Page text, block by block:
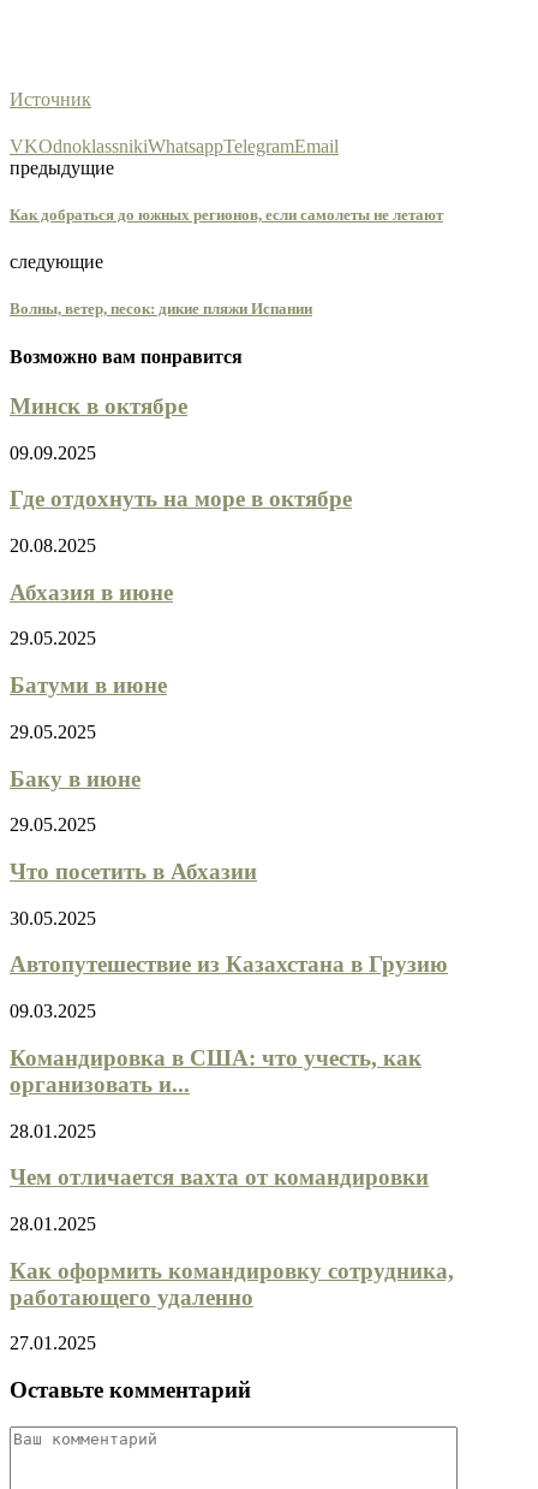
Источник
VKOdnoklassnikiWhatsappTelegramEmail
предыдущие
Как добраться до южных регионов, если самолеты не летают
следующие
Волны, ветер, песок: дикие пляжи Испании
Возможно вам понравится
Минск в октябре
09.09.2025
Где отдохнуть на море в октябре
20.08.2025
Абхазия в июне
29.05.2025
Батуми в июне
29.05.2025
Баку в июне
29.05.2025
Что посетить в Абхазии
30.05.2025
Автопутешествие из Казахстана в Грузию
09.03.2025
Командировка в США: что учесть, как
организовать и...
28.01.2025
Чем отличается вахта от командировки
28.01.2025
Как оформить командировку сотрудника,
работающего удаленно
27.01.2025
Оставьте комментарий